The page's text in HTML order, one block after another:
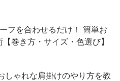
フを合わせるだけ！ 簡単お
巻き方・サイズ・色選び】
しゃれな肩掛けのやり方を教